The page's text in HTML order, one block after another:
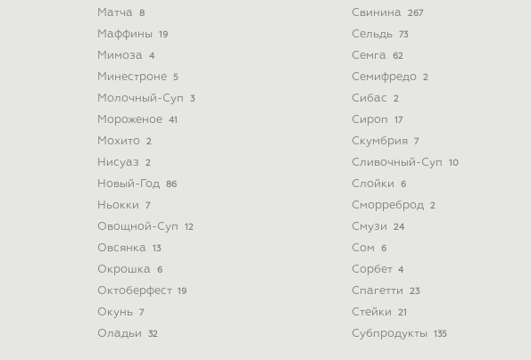
Матча 8
Маффины 19
Мимоза 4
Минестроне 5
Молочный-Суп 3
Мороженое 41
Мохито 2
Нисуаз 2
Новый-Год 86
Ньокки 7
Овощной-Суп 12
Овсянка 13
Окрошка 6
Октоберфест 19
Окунь 7
Оладьи 32
Свинина 267
Сельдь 73
Семга 62
Семифредо 2
Сибас 2
Сироп 17
Скумбрия 7
Сливочный-Суп 10
Слойки 6
Сморреброд 2
Смузи 24
Сом 6
Сорбет 4
Спагетти 23
Стейки 21
Субпродукты 135